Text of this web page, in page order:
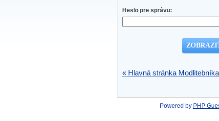
Heslo pre správu:
« Hlavná stránka Modlitebníka
Powered by PHP